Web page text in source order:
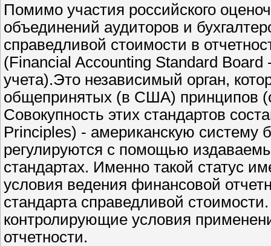
Помимо участия российского
объединений аудиторов и
справедливой стоимости в
(Financial Accounting Standard Board
учета).Это независимый орган,
общепринятых (в США) принципов
Совокупность этих стандартов
Principles) - американскую систему
регулируются с помощью
стандартах. Именно такой статус
условия ведения финансовой
стандарта справедливой
контролирующие условия
отчетности.